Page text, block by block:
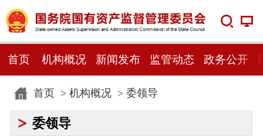
首页 机构概况 新闻发布 监管动态 政务公开
首页> 机构概况> 委领导
委领导